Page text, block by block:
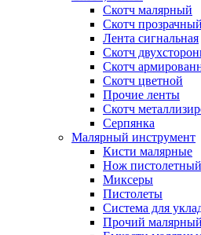
Скотч малярный
Скотч прозрачный
Лента сигнальная
Скотч
Скотч
Скотч цветной
Прочие ленты
Скотч
Серпянка
Малярный инструмент
Кисти малярные
Нож
Миксеры
Пистолеты
Система для
Прочий